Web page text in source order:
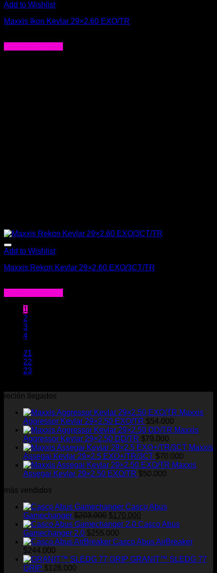
Add to Wishlist
Maxxis Ikon Kevlar 29×2.60 EXO/TR
Add to Wishlist
Maxxis Rekon Kevlar 29×2.60 EXO/3CT/TR
1
2
3
4
21
22
23
recién llegados
Maxxis
Aggressor Kevlar 29×2.50 EXO/TR $54.000
Maxxis
Aggressor Kevlar 29×2.50 DD/TR $79.000
Maxxis
Assegai Kevlar 29×2.5 EXO+/TR/3CT $70.000
Maxxis
Assegai Kevlar 29×2.50 EXO/TR $50.000
más vendidos
Casco Abus
Gamechanger $203.000 El
precio
original
era:
$170.000
precio
es:
Casco Abus
Gamechanger 2.0 $255.000
Casco Abus AirBreaker
$244.000
GRANIT™ SLEDG 77
GRIP $128.000